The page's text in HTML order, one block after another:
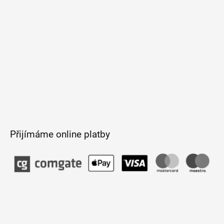
Přijímáme online platby